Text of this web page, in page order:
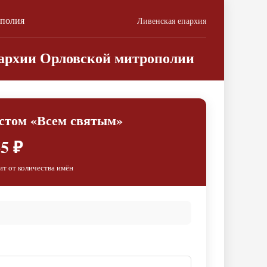
Ливенская епархия
Орловской митрополии
«Всем святым»
₽
от количества имён